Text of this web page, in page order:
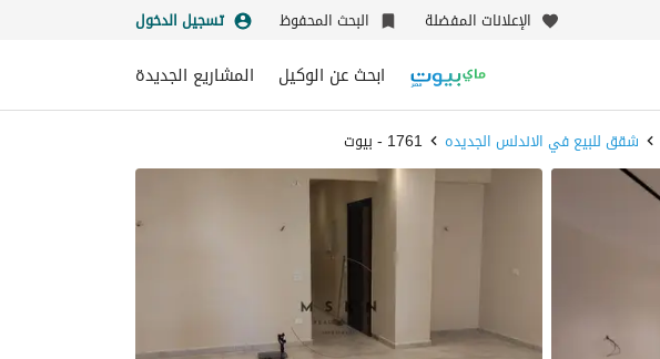
الإعلانات المفضلة البحث المحفوظ تسجيل الدخول
ابحث عن الوكيل المشاريع الجديدة
شقق للبيع في الاندلس الجديده 1761 - بيوت